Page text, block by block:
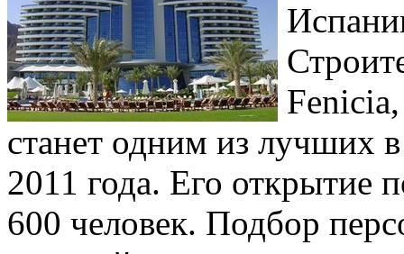
станет одним из лучших
2011 года. Его открытие
600 человек. Подбор